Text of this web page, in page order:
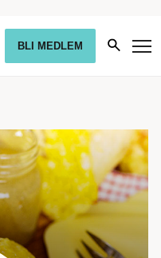
BLI MEDLEM